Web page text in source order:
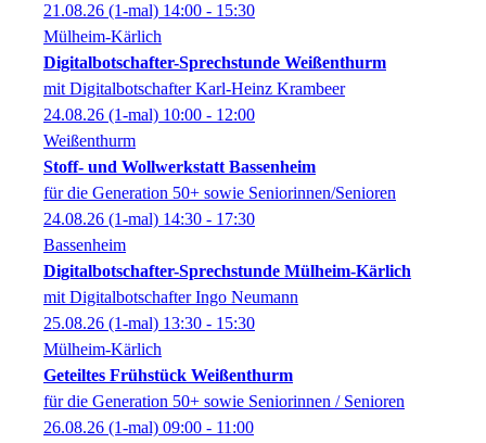
21.08.26 (1-mal) 14:00 - 15:30
Mülheim-Kärlich
Digitalbotschafter-Sprechstunde Weißenthurm
mit Digitalbotschafter Karl-Heinz Krambeer
24.08.26 (1-mal) 10:00 - 12:00
Weißenthurm
Stoff- und Wollwerkstatt Bassenheim
für die Generation 50+ sowie Seniorinnen/Senioren
24.08.26 (1-mal) 14:30 - 17:30
Bassenheim
Digitalbotschafter-Sprechstunde Mülheim-Kärlich
mit Digitalbotschafter Ingo Neumann
25.08.26 (1-mal) 13:30 - 15:30
Mülheim-Kärlich
Geteiltes Frühstück Weißenthurm
für die Generation 50+ sowie Seniorinnen / Senioren
26.08.26 (1-mal) 09:00 - 11:00